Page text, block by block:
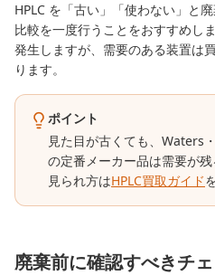
HPLC を「古い」「使わない」と
比較を一度行うことをおすすめし
発生しますが、需要のある装置は
ります。
ポイント
見た目が古くても、Waters
の定番メーカー品は需要が
見られ方はHPLC買取ガイド
廃棄前に確認すべきチ